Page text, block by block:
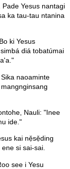
Yesus nantagi
ka tau-tau ntanina
ki Yesus
diá tobatúmai
naoaminte
Nauli: "Inee
ide."
kai nẹ̌sẹ̌ding
si sai-sai.
see i Yesu